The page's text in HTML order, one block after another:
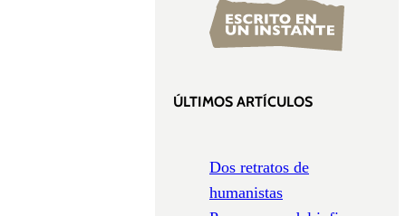
ÚLTIMOS ARTÍCULOS
Dos retratos de
humanistas